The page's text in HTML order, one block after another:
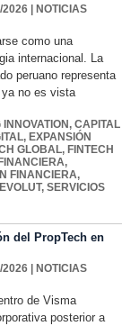
2026
NOTICIAS
como una
internacional. La
peruano representa
no es vista
, CAPITAL
, EXPANSIÓN
GLOBAL, FINTECH
,
FINANCIERA,
, SERVICIOS
del PropTech en
2026
NOTICIAS
de Visma
posterior a